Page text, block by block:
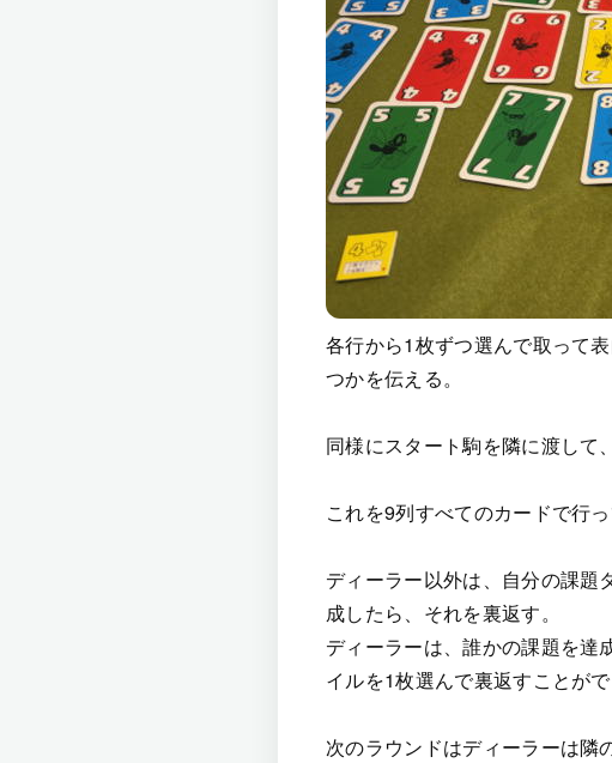
各行から1枚ずつ選んで取って
つかを伝える。
同様にスタート駒を隣に渡して
これを9列すべてのカードで行
ディーラー以外は、自分の課題
成したら、それを裏返す。
ディーラーは、誰かの課題を達
イルを1枚選んで裏返すことがで
次のラウンドはディーラーは隣